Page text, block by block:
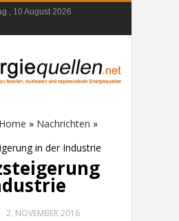
, 10 August 2026
Home » Nachrichten »
in der Industrie
2. NOVEMBER 2016